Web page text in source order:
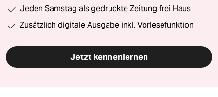
Jeden Samstag als gedruckte Zeitung frei Haus
Zusätzlich digitale Ausgabe inkl. Vorlesefunktion
Jetzt kennenlernen